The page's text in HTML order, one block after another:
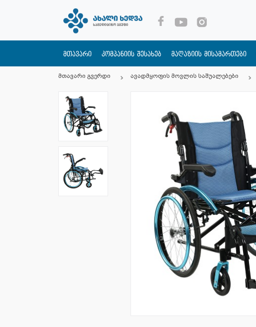
მთავარი კომპანიის შესახებ მაღაზიის მისამართები
მთავარი გვერდი ავადმყოფის მოვლის საშუალებები